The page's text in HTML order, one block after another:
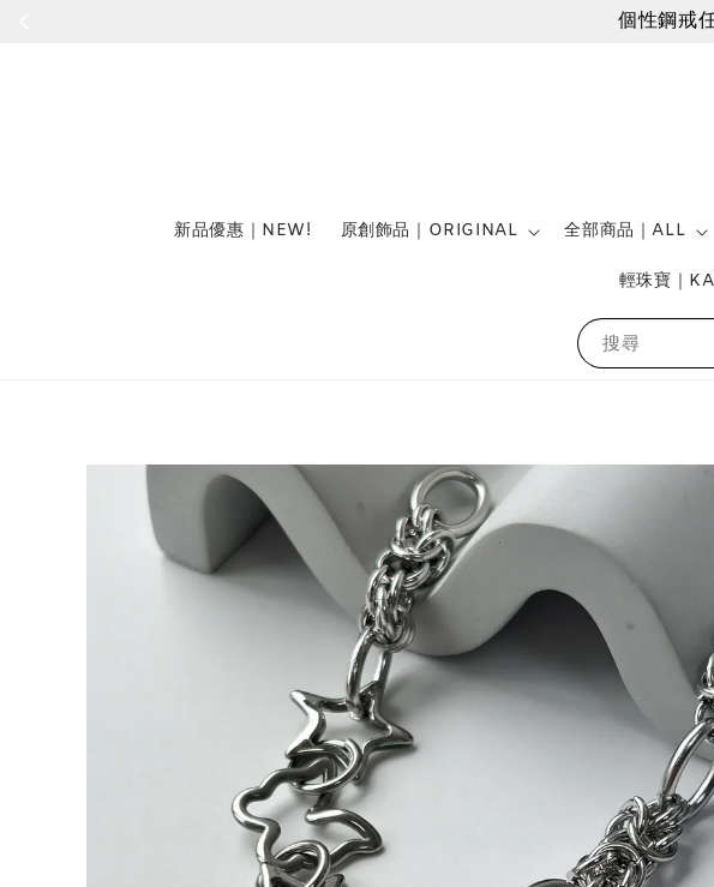
個性鋼戒
搜尋
新品優惠｜NEW! 原創飾品｜ORIGINAL 全部商品｜ALL
輕珠寶｜